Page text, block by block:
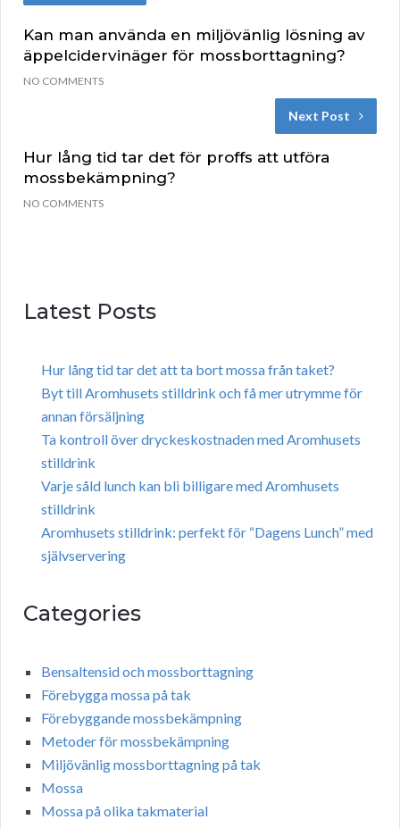
Kan man använda en miljövänlig lösning av
äppelcidervinäger för mossborttagning?
NO COMMENTS
Next Post
Hur lång tid tar det för proffs att utföra
mossbekämpning?
NO COMMENTS
Latest Posts
Hur lång tid tar det att ta bort mossa från taket?
Byt till Aromhusets stilldrink och få mer utrymme för
annan försäljning
Ta kontroll över dryckeskostnaden med Aromhusets
stilldrink
Varje såld lunch kan bli billigare med Aromhusets
stilldrink
Aromhusets stilldrink: perfekt för “Dagens Lunch” med
självservering
Categories
Bensaltensid och mossborttagning
Förebygga mossa på tak
Förebyggande mossbekämpning
Metoder för mossbekämpning
Miljövänlig mossborttagning på tak
Mossa
Mossa på olika takmaterial